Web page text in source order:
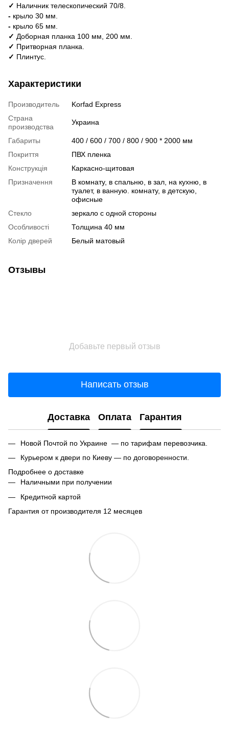
✓ Наличник телескопический 70/8.
- крыло 30 мм.
- крыло 65 мм.
✓ Доборная планка 100 мм, 200 мм.
✓ Притворная планка.
✓ Плинтус.
Характеристики
Производитель
Korfad Express
Страна
производства
Украина
Габариты
400 / 600 / 700 / 800 / 900 * 2000 мм
Покриття
ПВХ пленка
Конструкція
Каркасно-щитовая
Призначення
В комнату, в спальню, в зал, на кухню, в
туалет, в ванную. комнату, в детскую,
офисные
Стекло
зеркало с одной стороны
Особливості
Толщина 40 мм
Колір дверей
Белый матовый
Отзывы
Добавьте первый отзыв
Написать отзыв
Доставка Оплата Гарантия
Новой Почтой по Украине — по тарифам перевозчика.
Курьером к двери по Киеву — по договоренности.
Подробнее о доставке
Наличными при получении
Кредитной картой
Гарантия от производителя 12 месяцев